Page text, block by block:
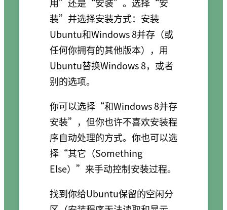
装”并选择安装方式：安装
Ubuntu和Windows 8并存（或
任何你拥有的其他版本），用
Ubuntu替换Windows 8，或者
别的选项。
你可以选择“和Windows 8并存
安装”，但你也许不喜欢安装程
序自动处理的方式。你也可以选
择“其它（Something
Else）”来手动控制安装过程。
找到你给Ubuntu保留的空闲分